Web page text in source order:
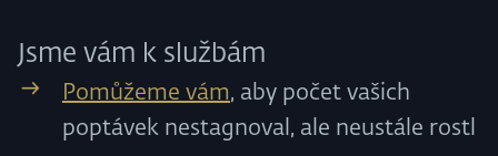
Jsme vám k službám
Pomůžeme vám, aby počet vašich
poptávek nestagnoval, ale neustále rostl